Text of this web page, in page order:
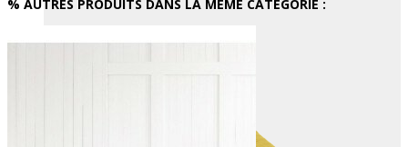
POUFS
% AUTRES PRODUITS DANS LA MÊME CATÉGORIE :